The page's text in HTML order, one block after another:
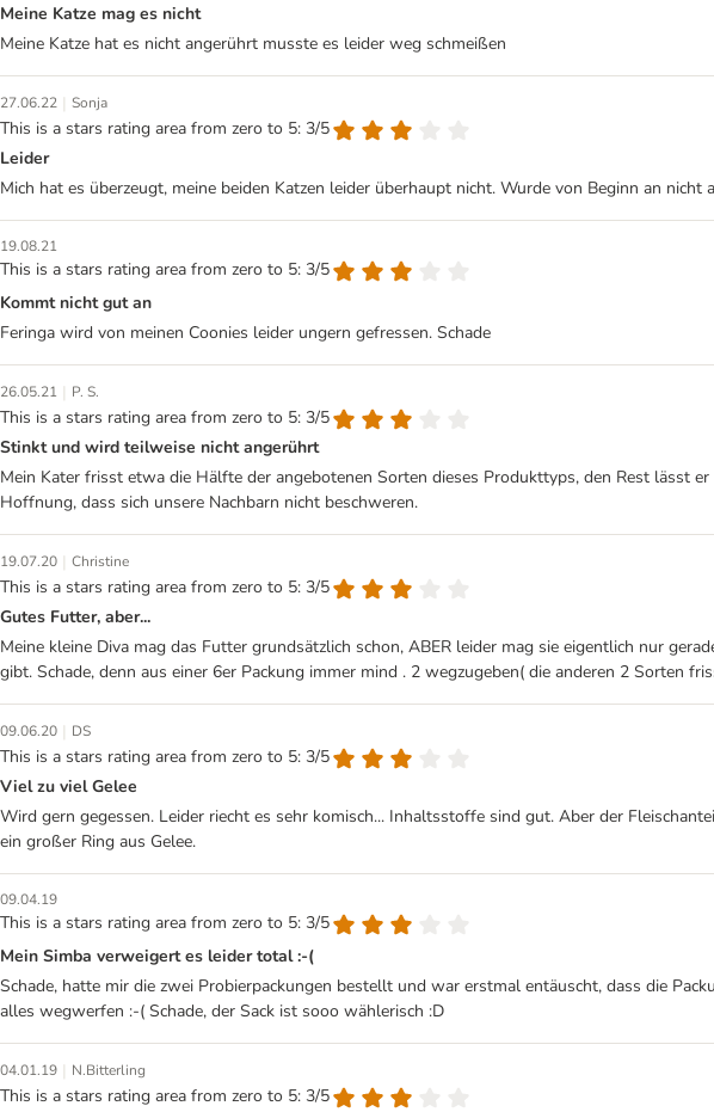
Meine Katze mag es nicht
Meine Katze hat es nicht angerührt musste es leider weg schmeißen
27.06.22 | Sonja
This is a stars rating area from zero to 5: 3/5
Leider
Mich hat es überzeugt, meine beiden Katzen leider überhaupt nicht. Wurde von Beginn an nicht
19.08.21
This is a stars rating area from zero to 5: 3/5
Kommt nicht gut an
Feringa wird von meinen Coonies leider ungern gefressen. Schade
26.05.21 | P. S.
This is a stars rating area from zero to 5: 3/5
Stinkt und wird teilweise nicht angerührt
Mein Kater frisst etwa die Hälfte der angebotenen Sorten dieses Produkttyps, den Rest lässt
Hoffnung, dass sich unsere Nachbarn nicht beschweren.
19.07.20 | Christine
This is a stars rating area from zero to 5: 3/5
Gutes Futter, aber...
Meine kleine Diva mag das Futter grundsätzlich schon, ABER leider mag sie eigentlich nur
gibt. Schade, denn aus einer 6er Packung immer mind . 2 wegzugeben( die anderen 2 Sorten
09.06.20 | DS
This is a stars rating area from zero to 5: 3/5
Viel zu viel Gelee
Wird gern gegessen. Leider riecht es sehr komisch... Inhaltsstoffe sind gut. Aber der
ein großer Ring aus Gelee.
09.04.19
This is a stars rating area from zero to 5: 3/5
Mein Simba verweigert es leider total :-(
Schade, hatte mir die zwei Probierpackungen bestellt und war erstmal entäuscht, dass die
alles wegwerfen :-( Schade, der Sack ist sooo wählerisch :D
04.01.19 | N.Bitterling
This is a stars rating area from zero to 5: 3/5